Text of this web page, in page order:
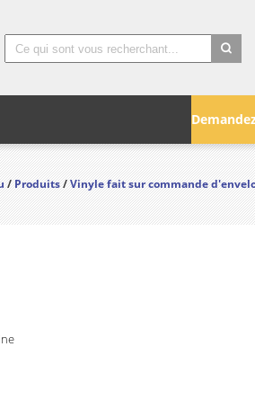
/Produits/Vinyle fait sur commande